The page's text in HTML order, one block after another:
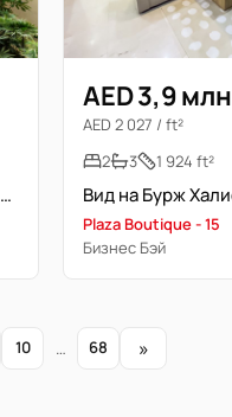
2-комн. апартаменты | Просторная | Type E
AED 3,9 млн
AED 2 027 / ft²
2
3 1 924 ft²
Plaza Boutique - 15
Бизнес Бэй
10 … 68 »